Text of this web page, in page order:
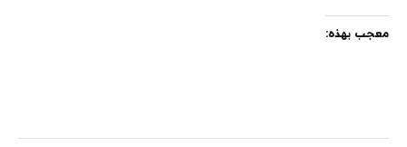
معجب بهذه: